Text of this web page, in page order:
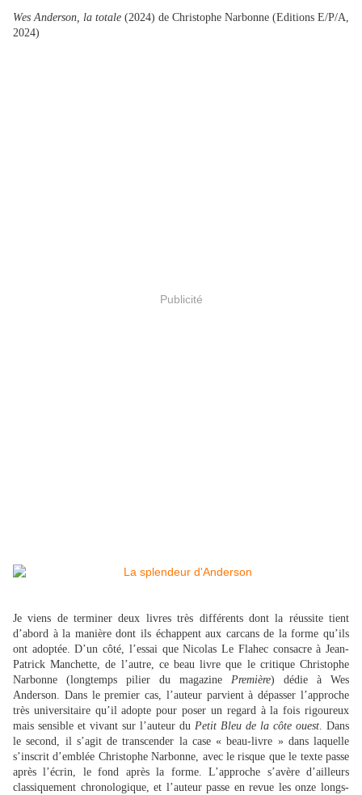
Wes Anderson, la totale (2024) de Christophe Narbonne (Editions E/P/A,
2024)
Publicité
Je viens de terminer deux livres très différents dont la réussite tient
d’abord à la manière dont ils échappent aux carcans de la forme qu’ils
ont adoptée. D’un côté, l’essai que Nicolas Le Flahec consacre à Jean-
Patrick Manchette, de l’autre, ce beau livre que le critique Christophe
Narbonne (longtemps pilier du magazine Première) dédie à Wes
Anderson. Dans le premier cas, l’auteur parvient à dépasser l’approche
très universitaire qu’il adopte pour poser un regard à la fois rigoureux
mais sensible et vivant sur l’auteur du Petit Bleu de la côte ouest. Dans
le second, il s’agit de transcender la case « beau-livre » dans laquelle
s’inscrit d’emblée Christophe Narbonne, avec le risque que le texte passe
après l’écrin, le fond après la forme. L’approche s’avère d’ailleurs
classiquement chronologique, et l’auteur passe en revue les onze longs-